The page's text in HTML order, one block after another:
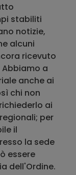
stabiliti
notizie,
alcuni
ricevuto
a
anche ai
chi non
ai
per
il
la sede
essere
dell'Ordine.